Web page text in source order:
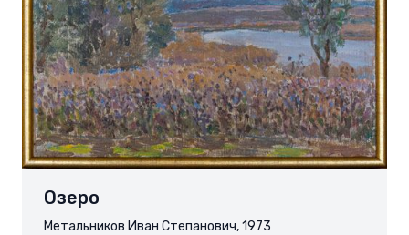
Озеро
Метальников Иван Степанович, 1973